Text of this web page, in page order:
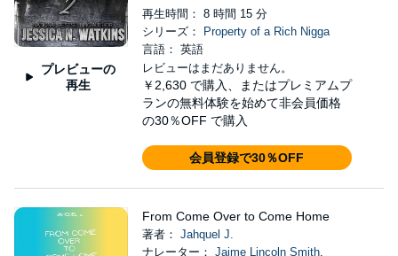
プレビューの
再生
再生時間： 8 時間 15 分
シリーズ：
Property of a Rich Nigga
言語： 英語
レビューはまだありません。
￥2,630 で購入、またはプレミアムプ
ランの無料体験を始めて非会員価格
の30％OFF で購入
会員登録で30％OFF
From Come Over to Come Home
著者： Jahquel J.
ナレーター： Jaime Lincoln Smith,